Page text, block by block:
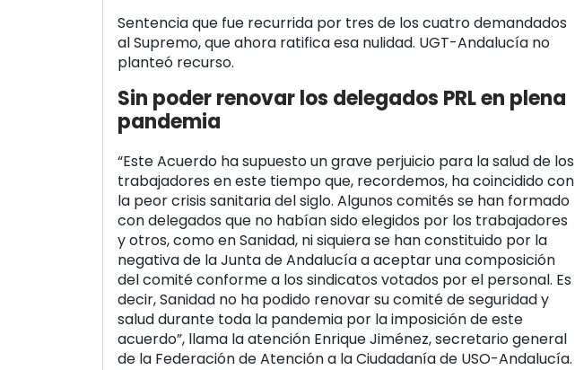
Sentencia que fue recurrida por tres de los cuatro demandados
al Supremo, que ahora ratifica esa nulidad. UGT-Andalucía no
planteó recurso.
Sin poder renovar los delegados PRL en plena
pandemia
“Este Acuerdo ha supuesto un grave perjuicio para la salud de los
trabajadores en este tiempo que, recordemos, ha coincidido con
la peor crisis sanitaria del siglo. Algunos comités se han formado
con delegados que no habían sido elegidos por los trabajadores
y otros, como en Sanidad, ni siquiera se han constituido por la
negativa de la Junta de Andalucía a aceptar una composición
del comité conforme a los sindicatos votados por el personal. Es
decir, Sanidad no ha podido renovar su comité de seguridad y
salud durante toda la pandemia por la imposición de este
acuerdo”, llama la atención Enrique Jiménez, secretario general
de la Federación de Atención a la Ciudadanía de USO-Andalucía.